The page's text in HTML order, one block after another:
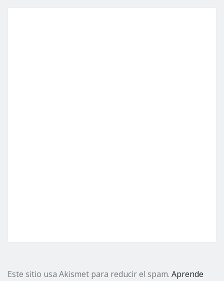
Este sitio usa Akismet para reducir el spam. Aprende